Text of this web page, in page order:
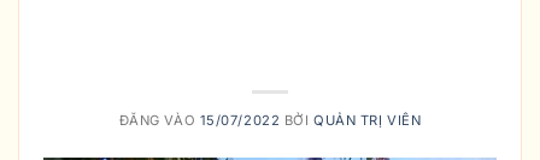
ĐĂNG VÀO 15/07/2022 BỞIQUẢN TRỊ VIÊN